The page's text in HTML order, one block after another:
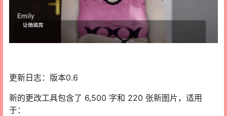
更新日志：版本0.6
新的更改工具包含了 6,500 字和 220 张新图片，适用
于：